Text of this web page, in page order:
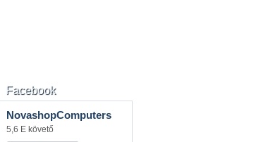
Facebook
NovashopComputers
5,6 E követő